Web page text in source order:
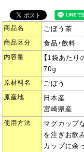
商品名 ごぼう茶
商品区分 食品・飲料
内容量
【1袋あたり
70g
原材料名 ごぼう
原産地
日本産
宮崎県産
使用方法
マグカップ
を注ぎお飲
カップに余